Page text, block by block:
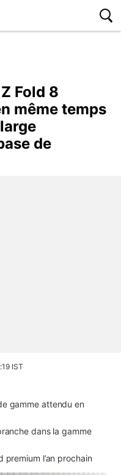
Fold 8
même temps
de
IST
gamme attendu en
dans la gamme
premium l’an prochain